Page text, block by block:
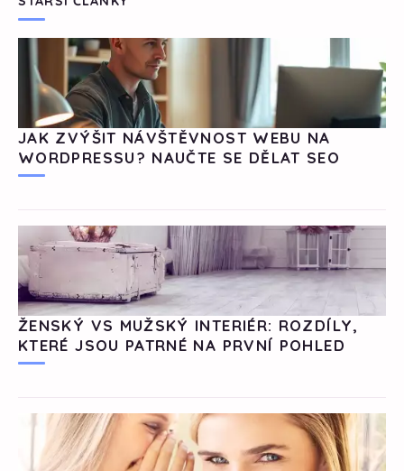
JAK ZVÝŠIT NÁVŠTĚVNOST WEBU NA
WORDPRESSU? NAUČTE SE DĚLAT SEO
ŽENSKÝ VS MUŽSKÝ INTERIÉR: ROZDÍLY,
KTERÉ JSOU PATRNÉ NA PRVNÍ POHLED